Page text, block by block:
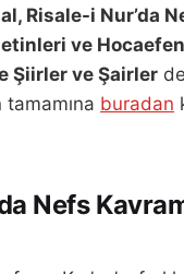
Risale-i Nur’da
ve
Şiirler ve Şairler
buradan
Nefs